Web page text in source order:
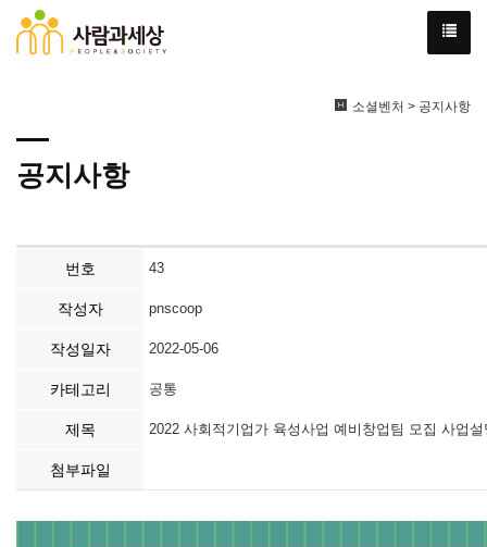
소셜벤처 > 공지사항
공지사항
번호 43
작성자 pnscoop
작성일자 2022-05-06
카테고리 공통
제목 2022 사회적기업가 육성사업 예비창업팀 모집 사업
첨부파일